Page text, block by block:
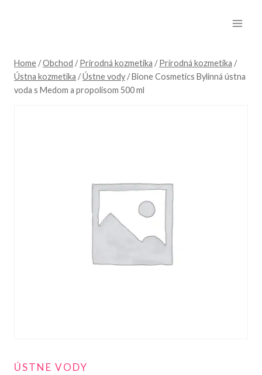
Home /Obchod / Prírodná kozmetika / Prírodná kozmetika /
Ústna kozmetika /Ústne vody /Bione Cosmetics Bylinná ústna
voda s Medom a propolisom 500 ml
ÚSTNE VODY